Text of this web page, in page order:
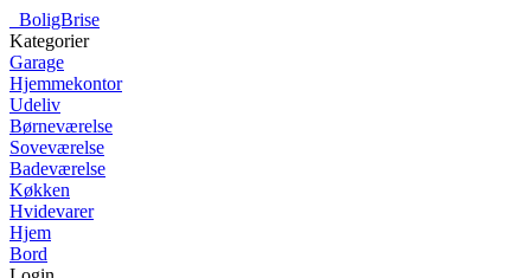
BoligBrise
Kategorier
Garage
Hjemmekontor
Udeliv
Børneværelse
Soveværelse
Badeværelse
Køkken
Hvidevarer
Hjem
Bord